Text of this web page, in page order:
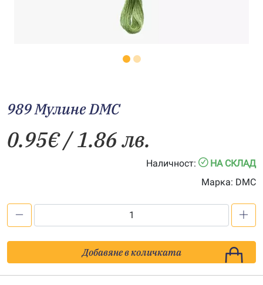
989 Мулине DMC
0.95€/ 1.86 лв.
Наличност:
НА СКЛАД
Марка: DMC
Мулине
DMC
Добавяне в количката